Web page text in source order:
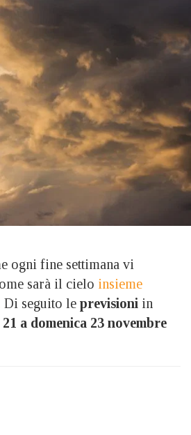
ogni fine settimana vi
sarà il cielo insieme
Di seguito le previsioni in
a domenica 23 novembre